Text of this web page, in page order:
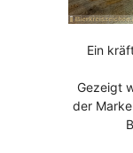
Ein
Gezeigt
der Marke